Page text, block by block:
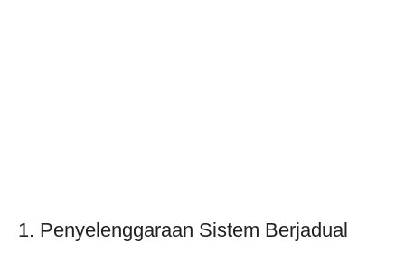
1. Penyelenggaraan Sistem Berjadual